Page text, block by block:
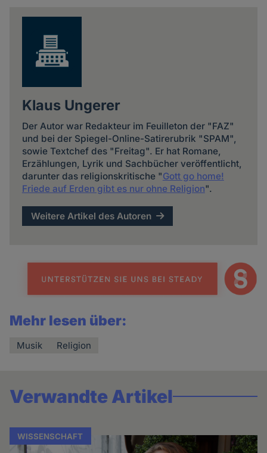
Klaus Ungerer
Der Autor war Redakteur im Feuilleton der "FAZ"
und bei der Spiegel-Online-Satirerubrik "SPAM",
sowie Textchef des "Freitag". Er hat Romane,
Erzählungen, Lyrik und Sachbücher veröffentlicht,
darunter das religionskritische "Gott go home!
Friede auf Erden gibt es nur ohne Religion".
Weitere Artikel des Autoren
Mehr lesen über:
Musik Religion
Verwandte Artikel
WISSENSCHAFT